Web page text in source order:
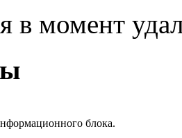
в момент
блока.